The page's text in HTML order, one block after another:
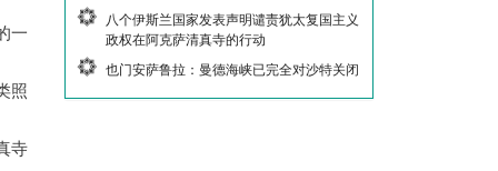
一
照
寺
八个伊斯兰国家发表声明谴责犹太复国主义
政权在阿克萨清真寺的行动
也门安萨鲁拉：曼德海峡已完全对沙特关闭